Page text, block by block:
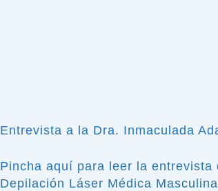
Entrevista a la Dra. Inmaculada
Pincha aquí para leer la entrevista
Depilación Láser Médica